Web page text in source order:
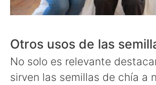
Otros usos de las
No solo es relevante
sirven las semillas de chía a